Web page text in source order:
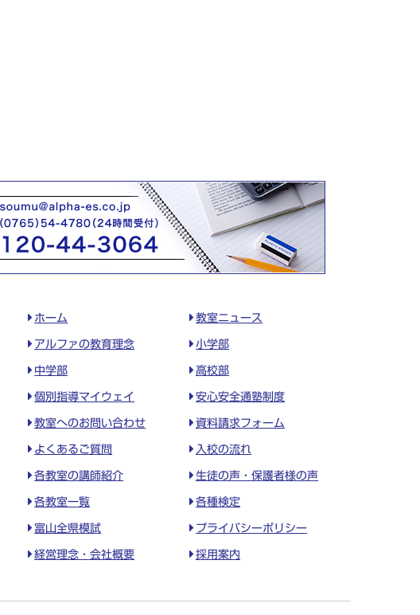
ホーム 教室ニュース
アルファの教育理念 小学部
中学部 高校部
個別指導マイウェイ 安心安全通塾制度
教室へのお問い合わせ 資料請求フォーム
よくあるご質問 入校の流れ
各教室の講師紹介 生徒の声・保護者様の声
各教室一覧 各種検定
富山全県模試 プライバシーポリシー
経営理念・会社概要 採用案内